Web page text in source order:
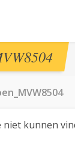
kunnen